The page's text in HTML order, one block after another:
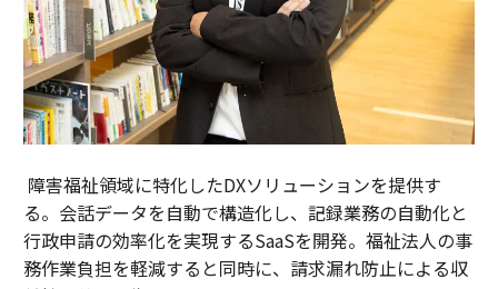
障害福祉領域に特化したDXソリューションを提供す
る。会話データを自動で構造化し、記録業務の自動化と
行政申請の効率化を実現するSaaSを開発。福祉法人の事
務作業負担を軽減すると同時に、請求漏れ防止による収